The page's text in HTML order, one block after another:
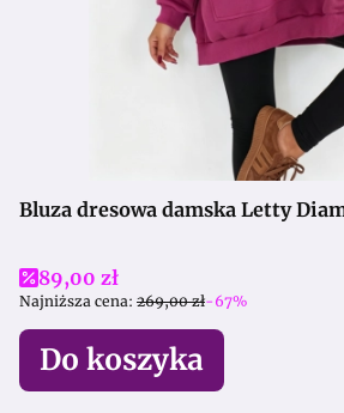
Bluza dresowa damska
Cena promocyjna
89,00 zł
Najniższa cena: 269,00 zł-67%
Do koszyka